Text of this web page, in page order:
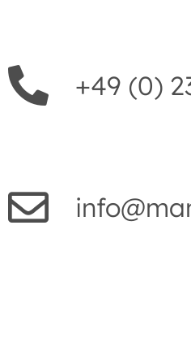
+49 (0)